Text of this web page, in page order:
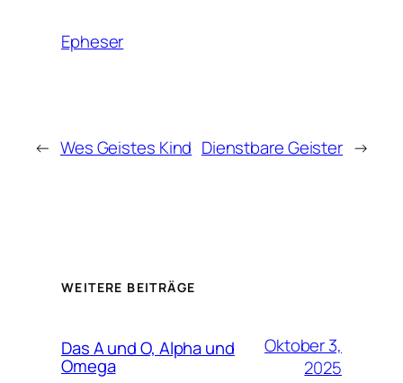
Epheser
← Wes Geistes Kind Dienstbare Geister →
WEITERE BEITRÄGE
Das A und O, Alpha und
Omega
Oktober 3,
2025